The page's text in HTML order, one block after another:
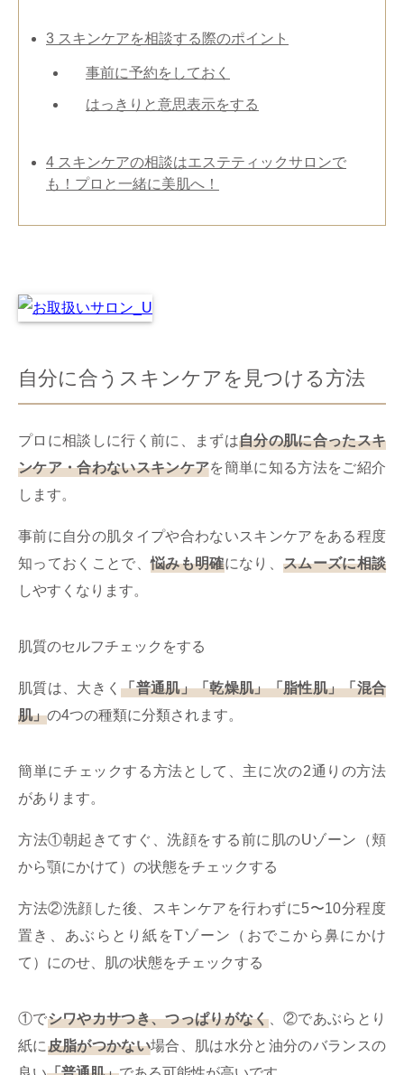
3 スキンケアを相談する際のポイント
事前に予約をしておく
はっきりと意思表示をする
4 スキンケアの相談はエステティックサロンで
も！プロと一緒に美肌へ！
自分に合うスキンケアを見つける方法
プロに相談しに行く前に、まずは自分の肌に合ったスキ
ンケア・合わないスキンケアを簡単に知る方法をご紹介
します。
事前に自分の肌タイプや合わないスキンケアをある程度
知っておくことで、悩みも明確になり、スムーズに相談
しやすくなります。
肌質のセルフチェックをする
肌質は、大きく「普通肌」「乾燥肌」「脂性肌」「混合
肌」の4つの種類に分類されます。
簡単にチェックする方法として、主に次の2通りの方法
があります。
方法①朝起きてすぐ、洗顔をする前に肌のUゾーン（頬
から顎にかけて）の状態をチェックする
方法②洗顔した後、スキンケアを行わずに5〜10分程度
置き、あぶらとり紙をTゾーン（おでこから鼻にかけ
て）にのせ、肌の状態をチェックする
①でシワやカサつき、つっぱりがなく、②であぶらとり
紙に皮脂がつかない場合、肌は水分と油分のバランスの